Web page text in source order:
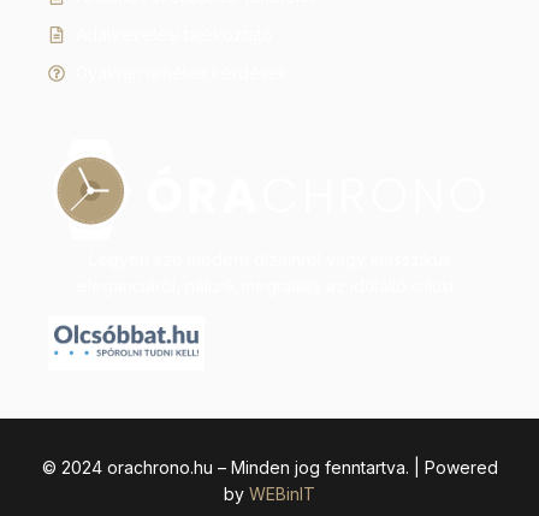
© 2024 orachrono.hu – Minden jog fenntartva. | Powered
by WEBinIT